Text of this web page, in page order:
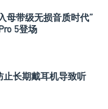
母带级无损音质时代”
5登场
止长期戴耳机导致听